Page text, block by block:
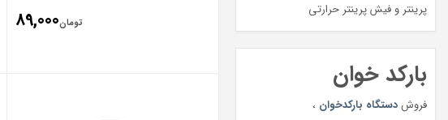
پرینتر و فیش پرینتر حرارتی
بارکد خوان
فروشدستگاه بارکدخوان ،
تومان89,000